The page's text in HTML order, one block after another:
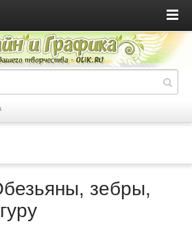
зебры,